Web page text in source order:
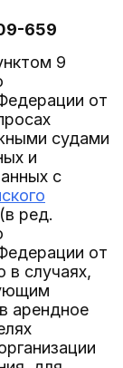
659
9
от
судами
и
с
ред.
от
в случаях,
арендное